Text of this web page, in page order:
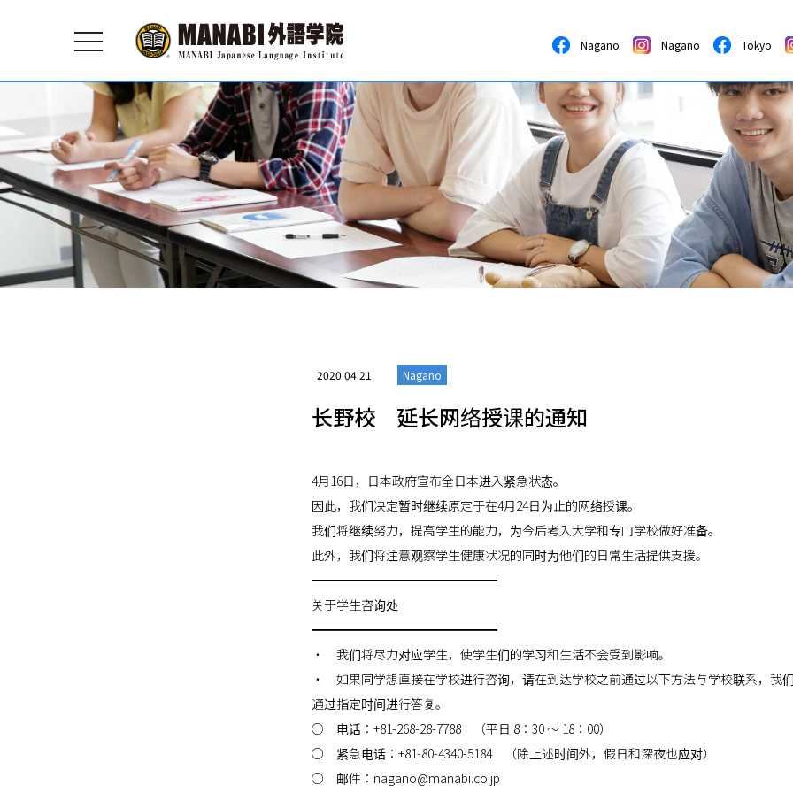
toggle
navigation
Nagano Nagano Tokyo
2020.04.21 Nagano
长野校 延长网络授课的通知
4月16日，日本政府宣布全日本进入紧急状态。
因此，我们决定暂时继续原定于在4月24日为止的网络授课。
我们将继续努力，提高学生的能力，为今后考入大学和专门学校做好准备。
此外，我们将注意观察学生健康状况的同时为他们的日常生活提供支援。
━━━━━━━━━━━━━━━
关于学生咨询处
━━━━━━━━━━━━━━━
・ 我们将尽力对应学生，使学生们的学习和生活不会受到影响。
・ 如果同学想直接在学校进行咨询，请在到达学校之前通过以下方法与学校联系，我
通过指定时间进行答复。
○ 电话：+81-268-28-7788 （平日 8：30 ～ 18：00）
○ 紧急电话：+81-80-4340-5184 （除上述时间外，假日和深夜也应对）
○ 邮件：nagano@manabi.co.jp